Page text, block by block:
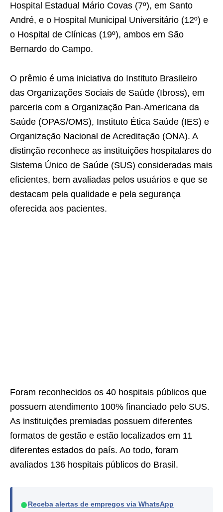
Hospital Estadual Mário Covas (7º), em Santo
André, e o Hospital Municipal Universitário (12º) e
o Hospital de Clínicas (19º), ambos em São
Bernardo do Campo.
O prêmio é uma iniciativa do Instituto Brasileiro
das Organizações Sociais de Saúde (Ibross), em
parceria com a Organização Pan-Americana da
Saúde (OPAS/OMS), Instituto Ética Saúde (IES) e
Organização Nacional de Acreditação (ONA). A
distinção reconhece as instituições hospitalares do
Sistema Único de Saúde (SUS) consideradas mais
eficientes, bem avaliadas pelos usuários e que se
destacam pela qualidade e pela segurança
oferecida aos pacientes.
Foram reconhecidos os 40 hospitais públicos que
possuem atendimento 100% financiado pelo SUS.
As instituições premiadas possuem diferentes
formatos de gestão e estão localizados em 11
diferentes estados do país. Ao todo, foram
avaliados 136 hospitais públicos do Brasil.
● Receba alertas de empregos via WhatsApp